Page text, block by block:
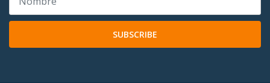
SUBSCRIBE